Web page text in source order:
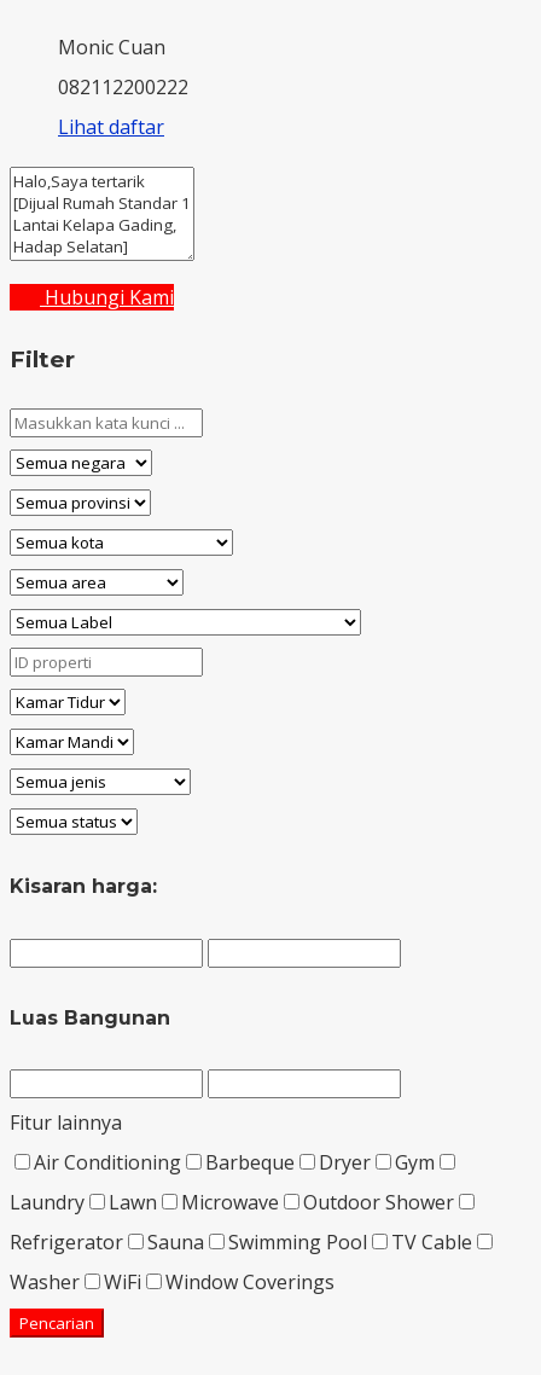
Monic Cuan
082112200222
Lihat daftar
Hubungi Kami
Filter
Kisaran harga:
Luas Bangunan
Fitur lainnya
Air Conditioning
Barbeque Dryer
Gym
Laundry
Lawn Microwave
Outdoor Shower
Refrigerator
Sauna Swimming Pool
TV Cable
Washer
WiFi Window Coverings
Pencarian